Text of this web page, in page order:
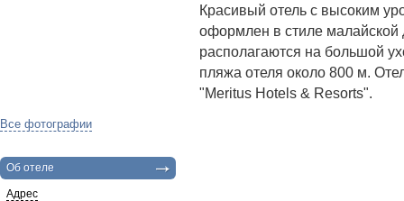
Все фотографии
Об отеле
Адрес
Красивый отель с высоким
оформлен в стиле
располагаются на большой
пляжа отеля около 800 м.
"Meritus Hotels & Resorts".